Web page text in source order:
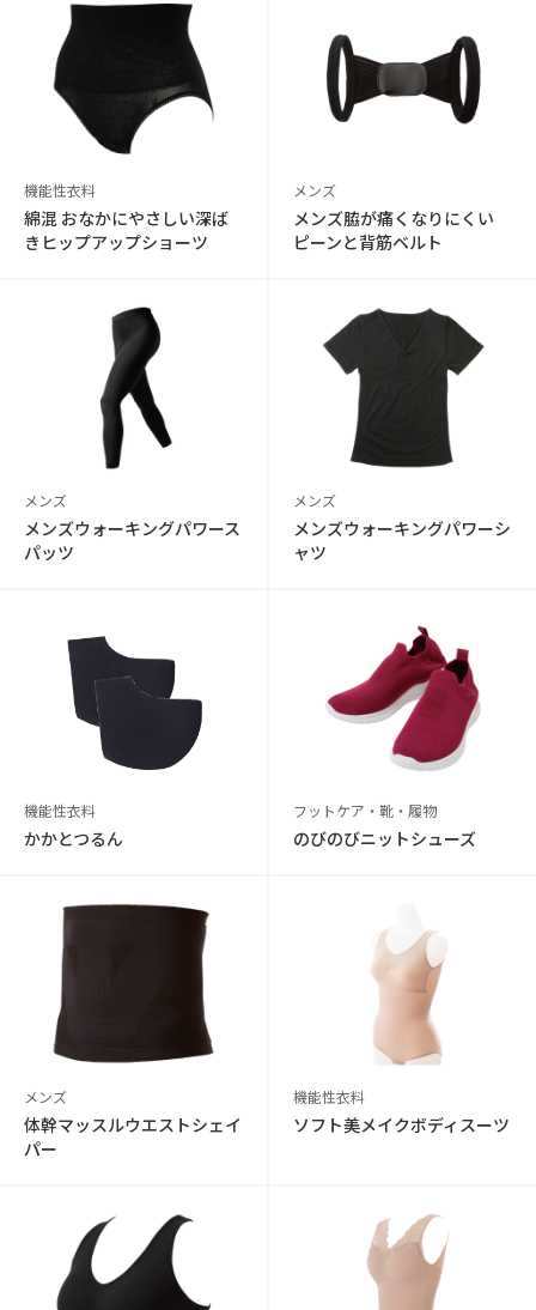
機能性衣料
綿混 おなかにやさしい深ば
きヒップアップショーツ
メンズ
メンズ脇が痛くなりにくい
ピーンと背筋ベルト
メンズ
メンズウォーキングパワース
パッツ
メンズ
メンズウォーキングパワーシ
ャツ
機能性衣料
かかとつるん
フットケア・靴・履物
のびのびニットシューズ
メンズ
体幹マッスルウエストシェイ
パー
機能性衣料
ソフト美メイクボディスーツ